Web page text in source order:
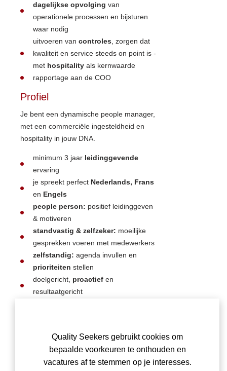
dagelijkse opvolging van
operationele processen en bijsturen
waar nodig
uitvoeren van controles , zorgen dat
kwaliteit en service steeds on point is -
met hospitality als kernwaarde
rapportage aan de COO
Profiel
Je bent een dynamische people manager,
met een commerciële ingesteldheid en
hospitality in jouw DNA.
minimum 3 jaar leidinggevende
ervaring
je spreekt perfect Nederlands, Frans
en Engels
people person: positief leidinggeven
& motiveren
standvastig & zelfzeker: moeilijke
gesprekken voeren met medewerkers
zelfstandig: agenda invullen en
prioriteiten stellen
doelgericht, proactief en
resultaatgericht
Aanbod
Je komt terecht in een dynamisch team,
Quality Seekers gebruikt cookies om
bepaalde voorkeuren te onthouden en
vacatures af te stemmen op je interesses.